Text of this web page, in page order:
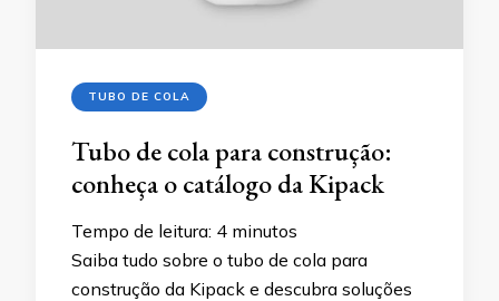
TUBO DE COLA
Tubo de cola para construção:
conheça o catálogo da Kipack
Tempo de leitura: 4 minutos
Saiba tudo sobre o tubo de cola para
construção da Kipack e descubra soluções